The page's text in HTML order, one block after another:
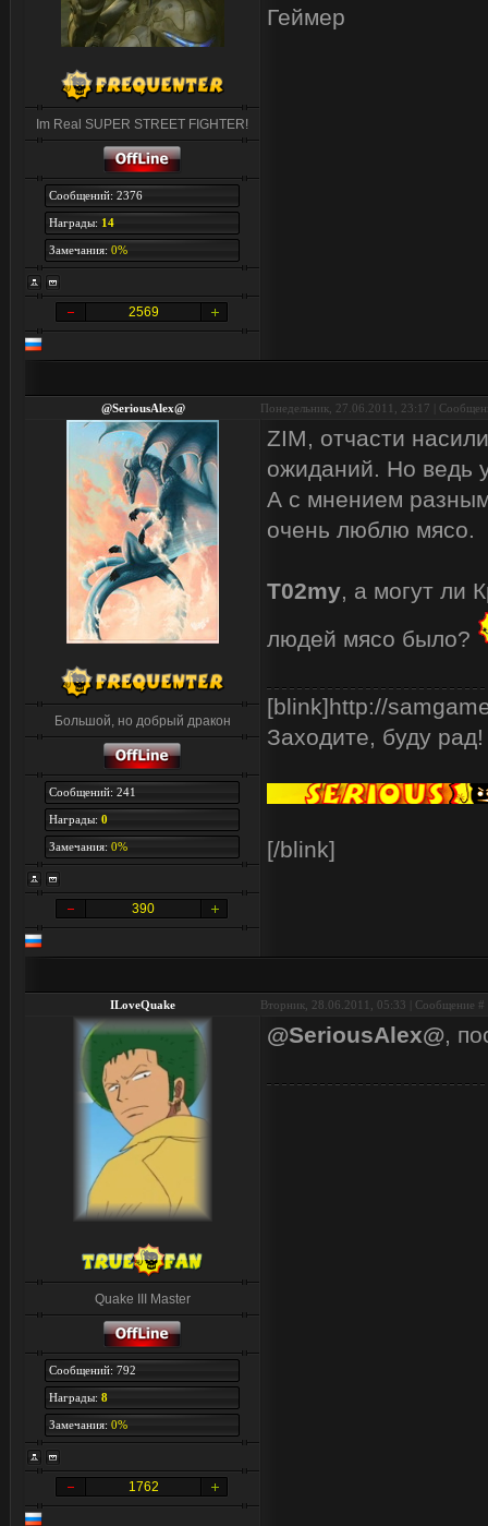
Im Real SUPER STREET FIGHTER!
Сообщений: 2376
Награды: 14
Замечания: 0%
2569
Геймер
@SeriousAlex@ Понедельник, 27.06.2011, 23:17 |
Большой, но добрый дракон
Сообщений: 241
Награды: 0
Замечания: 0%
390
ZIM, отчасти
ожиданий. Но ведь
А с мнением
очень люблю мясо.
T02my, а могут ли
людей мясо было?
[blink]http://
Заходите, буду рад!
[/blink]
ILoveQuake Вторник, 28.06.2011, 05:33 | Сообщение #
Quake III Master
Сообщений: 792
Награды: 8
Замечания: 0%
1762
@SeriousAlex@,